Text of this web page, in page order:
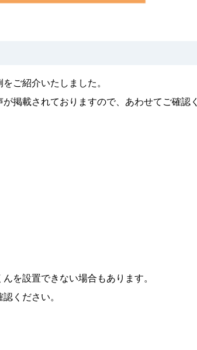
ご紹介いたしました。
掲載されておりますので、あわせてご確認く
を設置できない場合もあります。
ください。